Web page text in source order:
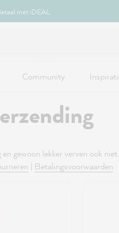
met iDEAL
Community
gewoon lekker verven ook niet.
| Betalingsvoorwaarden